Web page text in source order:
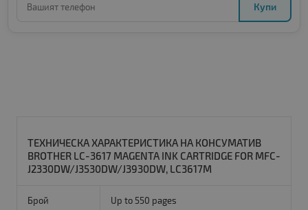
Купи
ТЕХНИЧЕСКА ХАРАКТЕРИСТИКА НА КОНСУМАТИВ
BROTHER LC-3617 MAGENTA INK CARTRIDGE FOR MFC-
J2330DW/J3530DW/J3930DW, LC3617M
Брой
Up to 550 pages